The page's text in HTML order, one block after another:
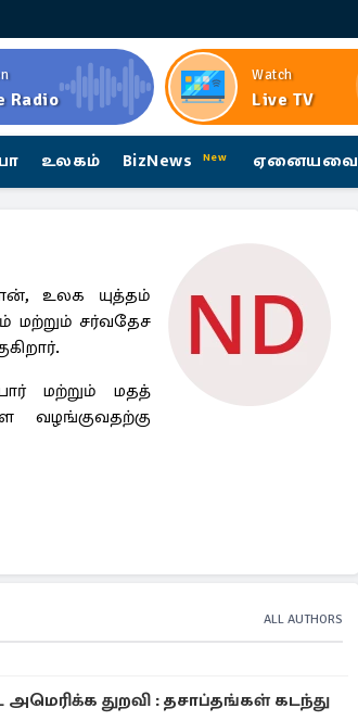
Radio
Watch
Live TV
உலகம் BizNews New ஏனையவை
உலக யுத்தம்
மற்றும் சர்வதேச
மற்றும் மதத்
வழங்குவதற்கு
ALL AUTHORS
துறவி : தசாப்தங்கள் கடந்து